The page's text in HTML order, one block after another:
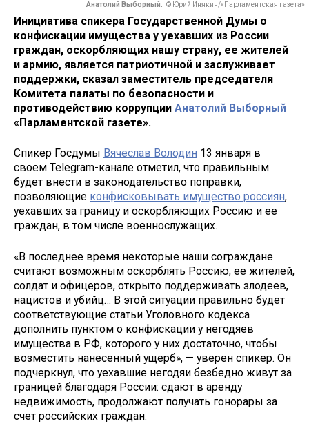
Анатолий Выборный. © Юрий Инякин/«Парламентская газета»
Инициатива спикера Государственной Думы о
конфискации имущества у уехавших из России
граждан, оскорбляющих нашу страну, ее жителей
и армию, является патриотичной и заслуживает
поддержки, сказал заместитель председателя
Комитета палаты по безопасности и
противодействию коррупции Анатолий Выборный
«Парламентской газете».
Спикер Госдумы Вячеслав Володин 13 января в
своем Telegram-канале отметил, что правильным
будет внести в законодательство поправки,
позволяющие конфисковывать имущество россиян,
уехавших за границу и оскорбляющих Россию и ее
граждан, в том числе военнослужащих.
«В последнее время некоторые наши сограждане
считают возможным оскорблять Россию, ее жителей,
солдат и офицеров, открыто поддерживать злодеев,
нацистов и убийц… В этой ситуации правильно будет
соответствующие статьи Уголовного кодекса
дополнить пунктом о конфискации у негодяев
имущества в РФ, которого у них достаточно, чтобы
возместить нанесенный ущерб», — уверен спикер. Он
подчеркнул, что уехавшие негодяи безбедно живут за
границей благодаря России: сдают в аренду
недвижимость, продолжают получать гонорары за
счет российских граждан.